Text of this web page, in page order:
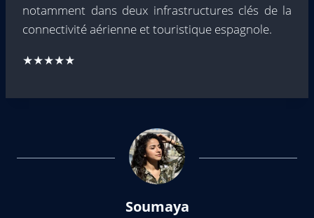
notamment dans deux infrastructures clés de la
connectivité aérienne et touristique espagnole.
★★★★★
Soumaya